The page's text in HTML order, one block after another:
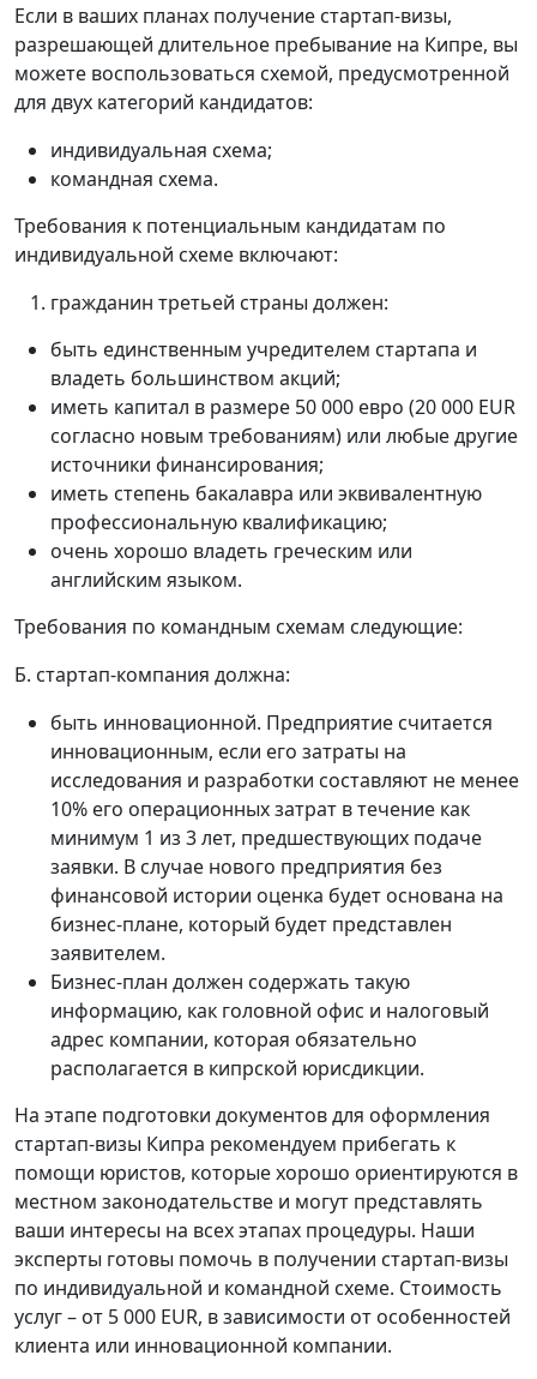
Если в ваших планах получение стартап-визы,
разрешающей длительное пребывание на Кипре, вы
можете воспользоваться схемой, предусмотренной
для двух категорий кандидатов:
индивидуальная схема;
командная схема.
Требования к потенциальным кандидатам по
индивидуальной схеме включают:
гражданин третьей страны должен:
быть единственным учредителем стартапа и
владеть большинством акций;
иметь капитал в размере 50 000 евро (20 000 EUR
согласно новым требованиям) или любые другие
источники финансирования;
иметь степень бакалавра или эквивалентную
профессиональную квалификацию;
очень хорошо владеть греческим или
английским языком.
Требования по командным схемам следующие:
Б. стартап-компания должна:
быть инновационной. Предприятие считается
инновационным, если его затраты на
исследования и разработки составляют не менее
10% его операционных затрат в течение как
минимум 1 из 3 лет, предшествующих подаче
заявки. В случае нового предприятия без
финансовой истории оценка будет основана на
бизнес-плане, который будет представлен
заявителем.
Бизнес-план должен содержать такую ​​
информацию, как головной офис и налоговый
адрес компании, которая обязательно
располагается в кипрской юрисдикции.
На этапе подготовки документов для оформления
стартап-визы Кипра рекомендуем прибегать к
помощи юристов, которые хорошо ориентируются в
местном законодательстве и могут представлять
ваши интересы на всех этапах процедуры. Наши
эксперты готовы помочь в получении стартап-визы
по индивидуальной и командной схеме. Стоимость
услуг – от 5 000 EUR, в зависимости от особенностей
клиента или инновационной компании.